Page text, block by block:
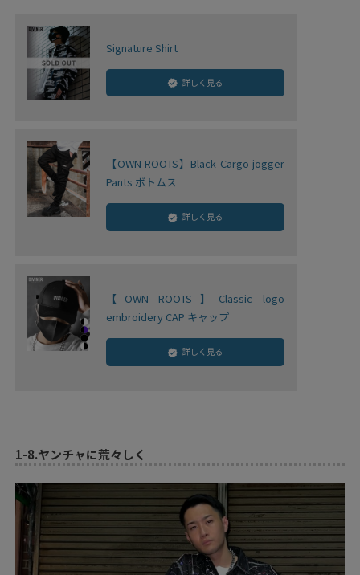
Signature Shirt
詳しく見る
【OWN ROOTS】Black Cargo jogger
Pants ボトムス
詳しく見る
【OWN ROOTS】Classic logo
embroidery CAP キャップ
詳しく見る
1-8.ヤンチャに荒々しく